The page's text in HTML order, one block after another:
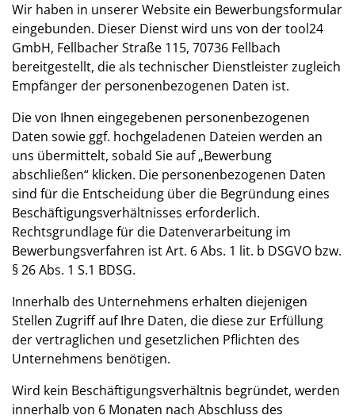
Wir haben in unserer Website ein Bewerbungsformular
eingebunden. Dieser Dienst wird uns von der tool24
GmbH, Fellbacher Straße 115, 70736 Fellbach
bereitgestellt, die als technischer Dienstleister zugleich
Empfänger der personenbezogenen Daten ist.
Die von Ihnen eingegebenen personenbezogenen
Daten sowie ggf. hochgeladenen Dateien werden an
uns übermittelt, sobald Sie auf „Bewerbung
abschließen“ klicken. Die personenbezogenen Daten
sind für die Entscheidung über die Begründung eines
Beschäftigungsverhältnisses erforderlich.
Rechtsgrundlage für die Datenverarbeitung im
Bewerbungsverfahren ist Art. 6 Abs. 1 lit. b DSGVO bzw.
§ 26 Abs. 1 S.1 BDSG.
Innerhalb des Unternehmens erhalten diejenigen
Stellen Zugriff auf Ihre Daten, die diese zur Erfüllung
der vertraglichen und gesetzlichen Pflichten des
Unternehmens benötigen.
Wird kein Beschäftigungsverhältnis begründet, werden
innerhalb von 6 Monaten nach Abschluss des